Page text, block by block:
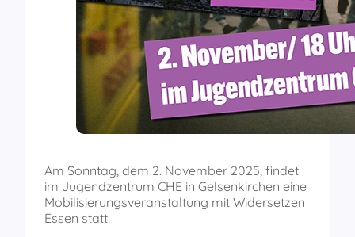
Am Sonntag, dem 2. November 2025, findet
im Jugendzentrum CHE in Gelsenkirchen eine
Mobilisierungsveranstaltung mit Widersetzen
Essen statt.